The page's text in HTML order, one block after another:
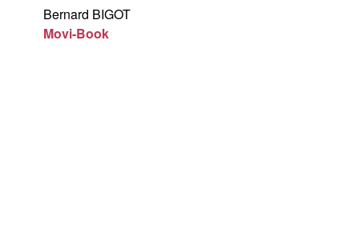
Bernard BIGOT
Movi-Book